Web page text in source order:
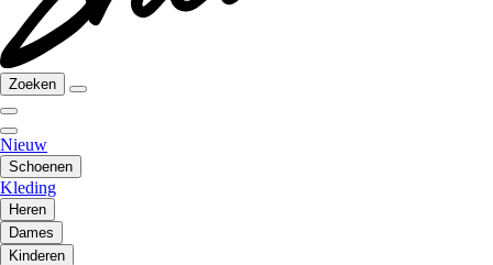
Zoeken
Nieuw
Schoenen
Kleding
Heren
Dames
Kinderen